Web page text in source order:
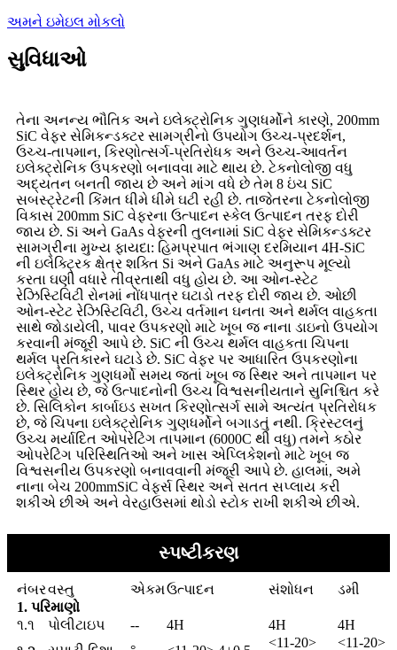
અમને ઇમેઇલ મોકલો
સુવિધાઓ
તેના અનન્ય ભૌતિક અને ઇલેક્ટ્રોનિક ગુણધર્મોને કારણે, 200mm
SiC વેફર સેમિકન્ડક્ટર સામગ્રીનો ઉપયોગ ઉચ્ચ-પ્રદર્શન,
ઉચ્ચ-તાપમાન, કિરણોત્સર્ગ-પ્રતિરોધક અને ઉચ્ચ-આવર્તન
ઇલેક્ટ્રોનિક ઉપકરણો બનાવવા માટે થાય છે. ટેકનોલોજી વધુ
અદ્યતન બનતી જાય છે અને માંગ વધે છે તેમ 8 ઇંચ SiC
સબસ્ટ્રેટની કિંમત ધીમે ધીમે ઘટી રહી છે. તાજેતરના ટેકનોલોજી
વિકાસ 200mm SiC વેફરના ઉત્પાદન સ્કેલ ઉત્પાદન તરફ દોરી
જાય છે. Si અને GaAs વેફરની તુલનામાં SiC વેફર સેમિકન્ડક્ટર
સામગ્રીના મુખ્ય ફાયદા: હિમપ્રપાત ભંગાણ દરમિયાન 4H-SiC
ની ઇલેક્ટ્રિક ક્ષેત્ર શક્તિ Si અને GaAs માટે અનુરૂપ મૂલ્યો
કરતા ઘણી વધારે તીવ્રતાથી વધુ હોય છે. આ ઓન-સ્ટેટ
રેઝિસ્ટિવિટી રોનમાં નોંધપાત્ર ઘટાડો તરફ દોરી જાય છે. ઓછી
ઓન-સ્ટેટ રેઝિસ્ટિવિટી, ઉચ્ચ વર્તમાન ઘનતા અને થર્મલ વાહકતા
સાથે જોડાયેલી, પાવર ઉપકરણો માટે ખૂબ જ નાના ડાઇનો ઉપયોગ
કરવાની મંજૂરી આપે છે. SiC ની ઉચ્ચ થર્મલ વાહકતા ચિપના
થર્મલ પ્રતિકારને ઘટાડે છે. SiC વેફર પર આધારિત ઉપકરણોના
ઇલેક્ટ્રોનિક ગુણધર્મો સમય જતાં ખૂબ જ સ્થિર અને તાપમાન પર
સ્થિર હોય છે, જે ઉત્પાદનોની ઉચ્ચ વિશ્વસનીયતાને સુનિશ્ચિત કરે
છે. સિલિકોન કાર્બાઇડ સખત કિરણોત્સર્ગ સામે અત્યંત પ્રતિરોધક
છે, જે ચિપના ઇલેક્ટ્રોનિક ગુણધર્મોને બગાડતું નથી. ક્રિસ્ટલનું
ઉચ્ચ મર્યાદિત ઓપરેટિંગ તાપમાન (6000C થી વધુ) તમને કઠોર
ઓપરેટિંગ પરિસ્થિતિઓ અને ખાસ એપ્લિકેશનો માટે ખૂબ જ
વિશ્વસનીય ઉપકરણો બનાવવાની મંજૂરી આપે છે. હાલમાં, અમે
નાના બેચ 200mmSiC વેફર્સ સ્થિર અને સતત સપ્લાય કરી
શકીએ છીએ અને વેરહાઉસમાં થોડો સ્ટોક રાખી શકીએ છીએ.
સ્પષ્ટીકરણ
નંબરવસ્તુ એકમઉત્પાદન સંશોધન
ડમી
1. પરિમાણો
૧.૧
પોલીટાઇપ -- 4H 4H
4H
<11-20> <11-20>